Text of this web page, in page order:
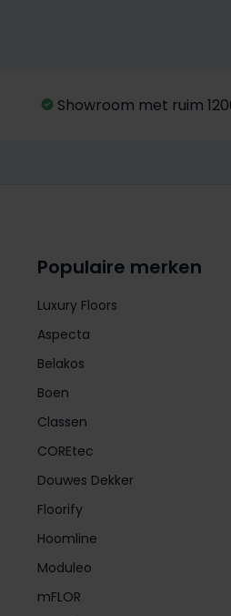
Showroom met ruim
Populaire merken
Luxury Floors
Aspecta
Belakos
Boen
Classen
COREtec
Douwes Dekker
Floorify
Hoomline
Moduleo
mFLOR